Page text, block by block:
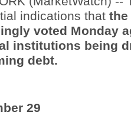
indications that the
voted Monday
institutions being
debt.
29